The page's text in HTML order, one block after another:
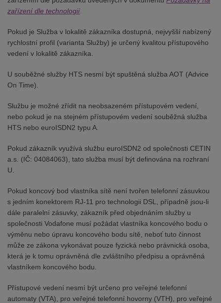
zařízení dle technologií.
Pokud je Služba v lokalitě zákazníka dostupná, nejvyšší nabízený
rychlostní profil (varianta Služby) je určený kvalitou přístupového
vedení v lokalitě zákazníka.
U souběžné služby HTS nesmí být spuštěná služba AOT (Advice
On Time).
Službu je možné zřídit na neobsazeném přístupovém vedení,
nebo pokud je na stejném přístupovém vedení souběžná služba
HTS nebo euroISDN2 typu A.
Pokud zákazník využívá službu euroISDN2 od společnosti CETIN
a.s. (IČ: 04084063), tato služba musí být definována na rozhraní
U.
Pokud koncový bod vlastníka sítě není tvořen telefonní zásuvkou
s jedním konektorem RJ-11 pro technologii DSL, případně jsou-li
dále paralelní zásuvky, zákazník před objednáním služby u
společnosti Vodafone musí požádat vlastníka koncového bodu o
výměnu nebo úpravu koncového bodu sítě, neboť tuto činnost
může ze zákona vykonávat pouze fyzická nebo právnická osoba,
která je k tomu oprávněná dle zvláštního předpisu a oprávněná
vlastníkem koncového bodu.
Přístupové vedení nesmí být určeno pro veřejné telefonní
automaty (VTA), pro veřejné telefonní hovorny (VTH), pro veřejné